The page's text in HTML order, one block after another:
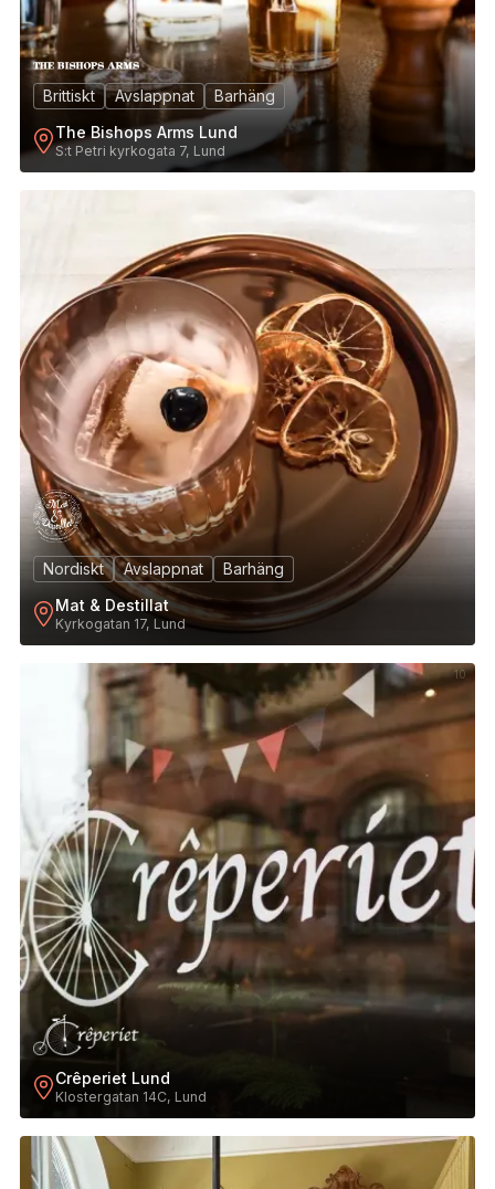
Brittiskt Avslappnat
Barhäng
The Bishops Arms Lund
S:t Petri kyrkogata 7, Lund
Nordiskt Avslappnat
Barhäng
Mat & Destillat
Kyrkogatan 17, Lund
10
Crêperiet Lund
Klostergatan 14C, Lund
11